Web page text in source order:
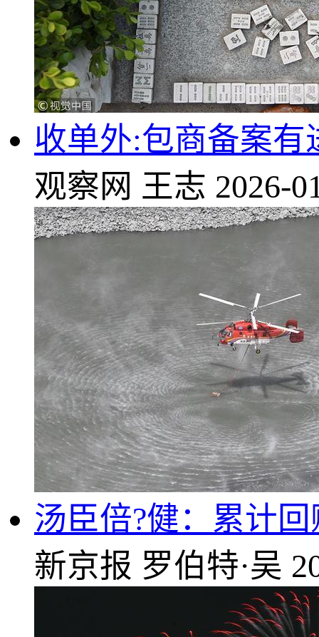
收单外:包商备案有
观察网 王志 2026-
汤臣倍?健：累计
新京报 罗伯特·吴